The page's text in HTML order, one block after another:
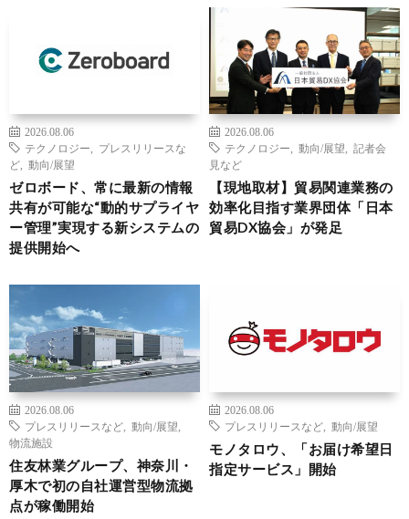
2026.08.06
テクノロジー
プレスリリースな
ど
動向/展望
ゼロボード、常に最新の情報
共有が可能な“動的サプライヤ
ー管理”実現する新システムの
提供開始へ
2026.08.06
テクノロジー
動向/展望
記者会
見など
【現地取材】貿易関連業務の
効率化目指す業界団体「日本
貿易DX協会」が発足
2026.08.06
プレスリリースなど
動向/展望
物流施設
住友林業グループ、神奈川・
厚木で初の自社運営型物流拠
点が稼働開始
2026.08.06
プレスリリースなど
動向/展望
モノタロウ、「お届け希望日
指定サービス」開始